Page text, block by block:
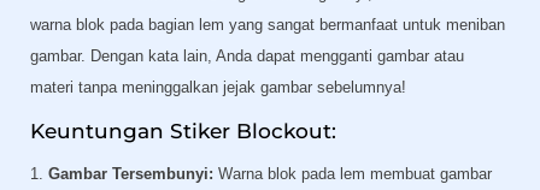
warna blok pada bagian lem yang sangat bermanfaat untuk meniban
gambar. Dengan kata lain, Anda dapat mengganti gambar atau
materi tanpa meninggalkan jejak gambar sebelumnya!
Keuntungan Stiker Blockout:
1. Gambar Tersembunyi: Warna blok pada lem membuat gambar